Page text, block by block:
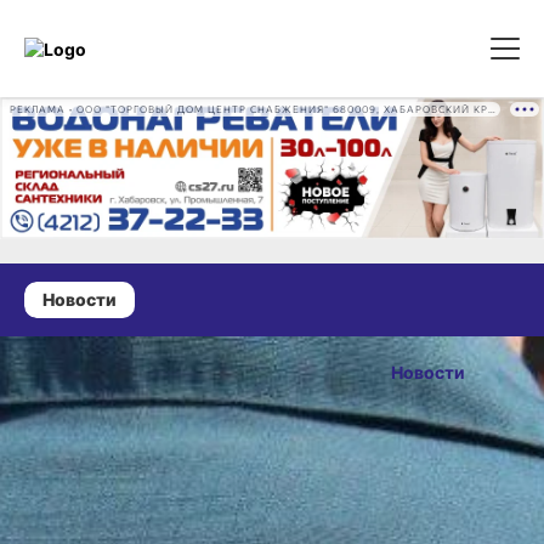
Новости
24 мая 2026 г., 10:02
В
Хабаровском
крае
произошло
18 пожаров
Новости
ОПУБЛИКОВАНО
24 мая 2026 г., 10:02